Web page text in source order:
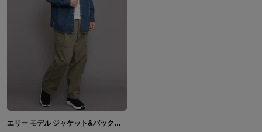
エリー モデル ジャケット&バックパック The Last of Us Part II